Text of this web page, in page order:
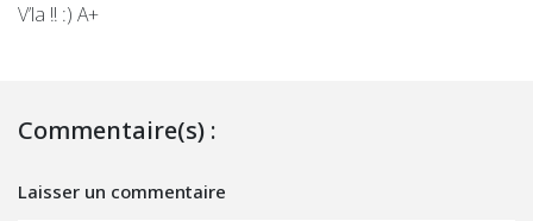
V’la !! :) A+
Commentaire(s) :
Laisser un commentaire